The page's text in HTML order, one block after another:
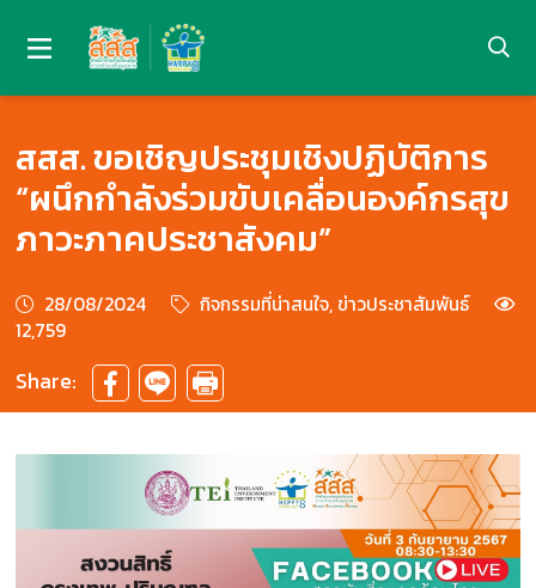
สสส. ขอเชิญประชุมเชิงปฏิบัติการ
“ผนึกกำลังร่วมขับเคลื่อนองค์กรสุข
ภาวะภาคประชาสังคม”
28/08/2024
กิจกรรมที่น่าสนใจ, ข่าวประชาสัมพันธ์
12,759
Share: